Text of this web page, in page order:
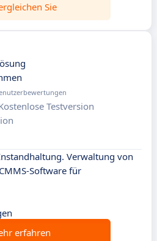
Sie
Testversion
Verwaltung von
Software für
erfahren